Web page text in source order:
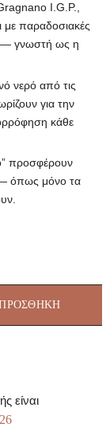
I.G.P.,
με παραδοσιακές
— γνωστή ως η
νερό από τις
για την
κάθε
προσφέρουν
— όπως μόνο τα
είναι